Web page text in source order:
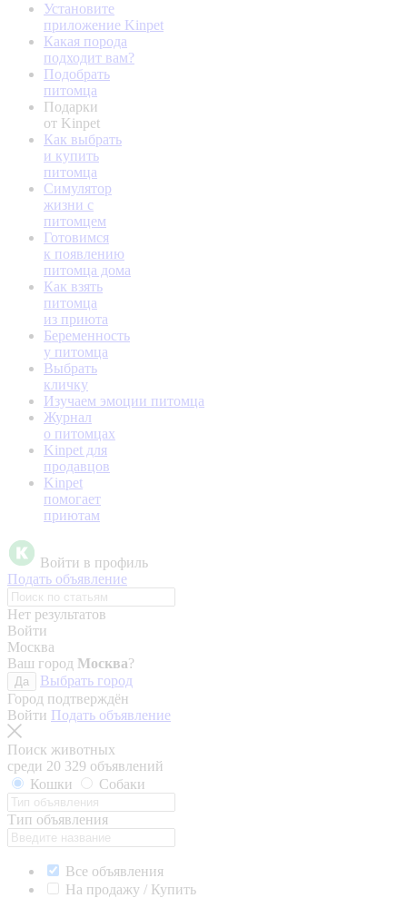
Установите
приложение Kinpet
Какая порода
подходит вам?
Подобрать
питомца
Подарки
от Kinpet
Как выбрать
и купить
питомца
Симулятор
жизни с
питомцем
Готовимся
к появлению
питомца дома
Как взять
питомца
из приюта
Беременность
у питомца
Выбрать
кличку
Изучаем эмоции питомца
Журнал
о питомцах
Kinpet для
продавцов
Kinpet
помогает
приютам
Войти в профиль
Подать объявление
Нет результатов
Войти
Москва
Ваш город Москва?
Да
Выбрать город
Город подтверждён
Войти Подать объявление
Поиск животных
среди 20 329 объявлений
Кошки
Собаки
Тип объявления
Все объявления
На продажу / Купить